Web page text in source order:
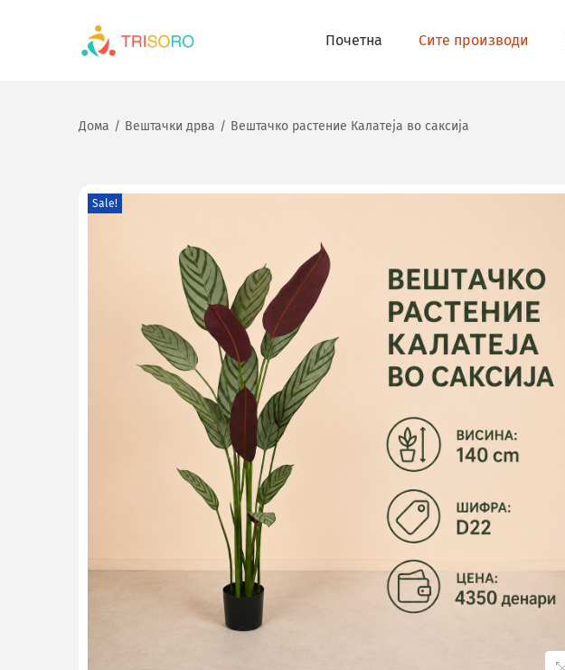
Почетна Сите производи
Дома / Вештачки дрва / Вештачко растение Калатеја во саксија
Sale!